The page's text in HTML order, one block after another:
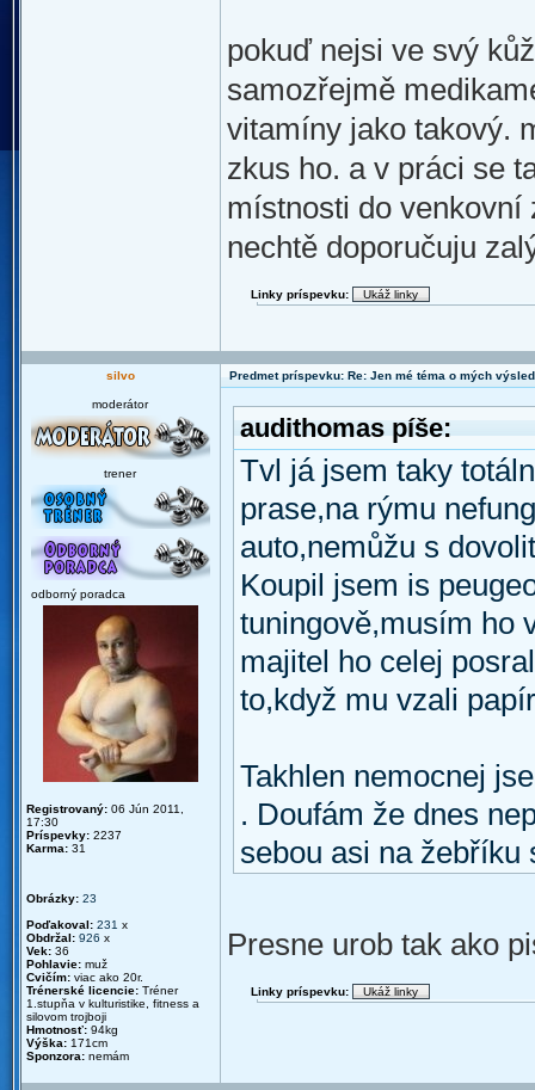
pokuď nejsi ve svý
samozřejmě
vitamíny jako takový.
zkus ho. a v práci se
místnosti do venkovní
nechtě doporučuju
Linky príspevku:
silvo Predmet príspevku: Re: Jen mé téma o mých
moderátor
trener
odborný poradca
Registrovaný: 06 Jún 2011,
17:30
Príspevky: 2237
Karma: 31
Obrázky: 23
Poďakoval: 231 x
Obdržal: 926 x
Vek: 36
Pohlavie: muž
Cvičím: viac ako 20r.
Trénerské licencie: Tréner
1.stupňa v kulturistike, fitness a
silovom trojboji
Hmotnosť: 94kg
Výška: 171cm
Sponzora: nemám
audithomas píše:
Tvl já jsem taky
prase,na rýmu
auto,nemůžu s
Koupil jsem is
tuningově,musím ho
majitel ho celej
to,když mu vzali
Takhlen nemocnej
. Doufám že dnes
sebou asi na žebříku
Presne urob tak ako
Linky príspevku: